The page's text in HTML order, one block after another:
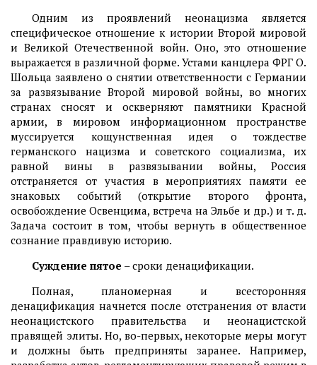
Одним из проявлений неонацизма является
специфическое отношение к истории Второй мировой
и Великой Отечественной войн. Оно, это отношение
выражается в различной форме. Устами канцлера ФРГ О.
Шольца заявлено о снятии ответственности с Германии
за развязывание Второй мировой войны, во многих
странах сносят и оскверняют памятники Красной
армии, в мировом информационном пространстве
муссируется кощунственная идея о тождестве
германского нацизма и советского социализма, их
равной вины в развязывании войны, Россия
отстраняется от участия в мероприятиях памяти ее
знаковых событий (открытие второго фронта,
освобождение Освенцима, встреча на Эльбе и др.) и т. д.
Задача состоит в том, чтобы вернуть в общественное
сознание правдивую историю.
Суждение пятое – сроки денацификации.
Полная, планомерная и всесторонняя
денацификация начнется после отстранения от власти
неонацистского правительства и неонацистской
правящей элиты. Но, во-первых, некоторые меры могут
и должны быть предприняты заранее. Например,